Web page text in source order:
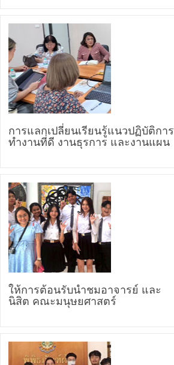
การแลกเปลี่ยนเรียนรู้แนวปฏิบัติการ
ทำงานที่ดี งานธุรการ และงานแผน
ให้การต้อนรับนำชมอาจารย์ และ
นิสิต คณะมนุษยศาสตร์